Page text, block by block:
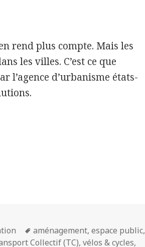
rend plus compte. Mais les
les villes. C’est ce que
l’agence d’urbanisme états-
Mots-
clés
aménagement,espace public,
Collectif (TC),vélos & cycles,